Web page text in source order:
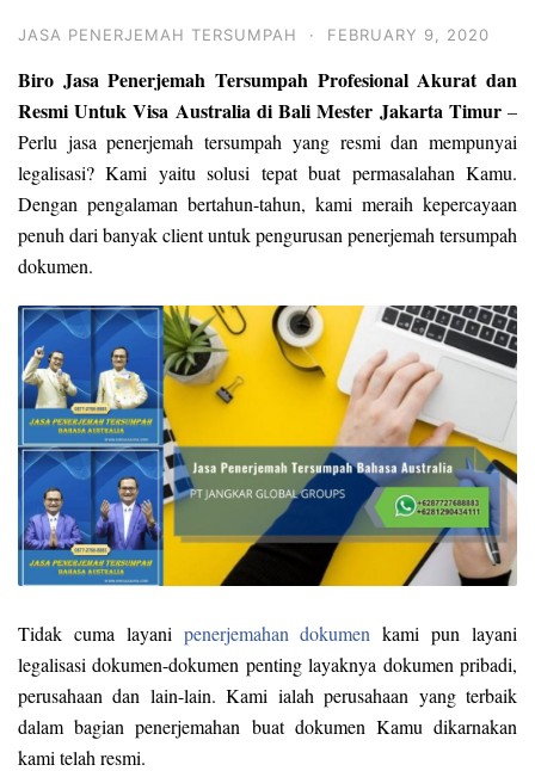
JASA PENERJEMAH TERSUMPAH · FEBRUARY 9, 2020
Biro Jasa Penerjemah Tersumpah Profesional Akurat dan
Resmi Untuk Visa Australia di Bali Mester Jakarta Timur–
Perlu jasa penerjemah tersumpah yang resmi dan mempunyai
legalisasi? Kami yaitu solusi tepat buat permasalahan Kamu.
Dengan pengalaman bertahun-tahun, kami meraih kepercayaan
penuh dari banyak client untuk pengurusan penerjemah tersumpah
dokumen.
Tidak cuma layani penerjemahan dokumen kami pun layani
legalisasi dokumen-dokumen penting layaknya dokumen pribadi,
perusahaan dan lain-lain. Kami ialah perusahaan yang terbaik
dalam bagian penerjemahan buat dokumen Kamu dikarnakan
kami telah resmi.